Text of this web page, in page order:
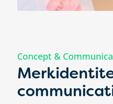
Concept &